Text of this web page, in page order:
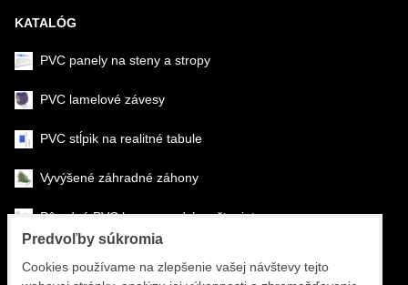
KATALÓG
PVC panely na steny a stropy
PVC lamelové závesy
PVC stĺpik na realitné tabule
Vyvýšené záhradné záhony
Pôrodné PVC boxy na odchov šteniat
Predvoľby súkromia
Cookies používame na zlepšenie vašej návštevy tejto